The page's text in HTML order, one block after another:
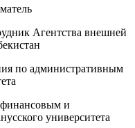
Агентства внешней
по административным
и
университета